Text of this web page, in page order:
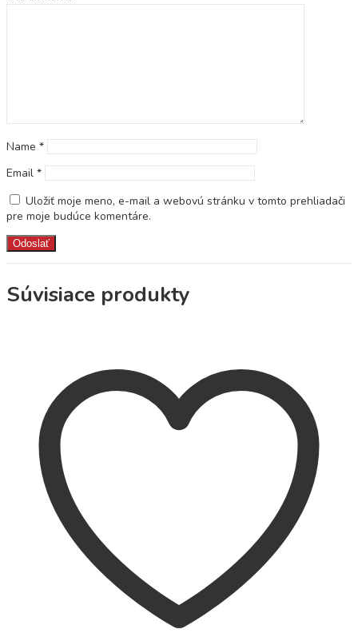
Name *
Email *
Uložiť moje meno, e-mail a webovú stránku v tomto prehliadači
pre moje budúce komentáre.
Súvisiace produkty